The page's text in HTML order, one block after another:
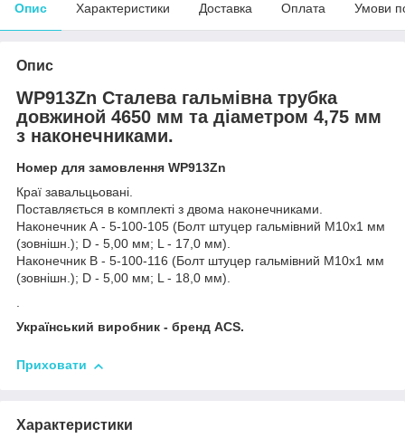
Опис Характеристики Доставка Оплата Умови
Опис
WP913Zn Сталева гальмівна трубка
довжиной 4650 мм та діаметром 4,75 мм
з наконечниками.
Номер для замовлення WP913Zn
Краї завальцьовані.
Поставляється в комплекті з двома наконечниками.
Наконечник А - 5-100-105 (Болт штуцер гальмівний М10х1 мм
(зовнішн.); D - 5,00 мм; L - 17,0 мм).
Наконечник В - 5-100-116 (Болт штуцер гальмівний М10х1 мм
(зовнішн.); D - 5,00 мм; L - 18,0 мм).
.
Український виробник - бренд ACS.
Приховати
Характеристики